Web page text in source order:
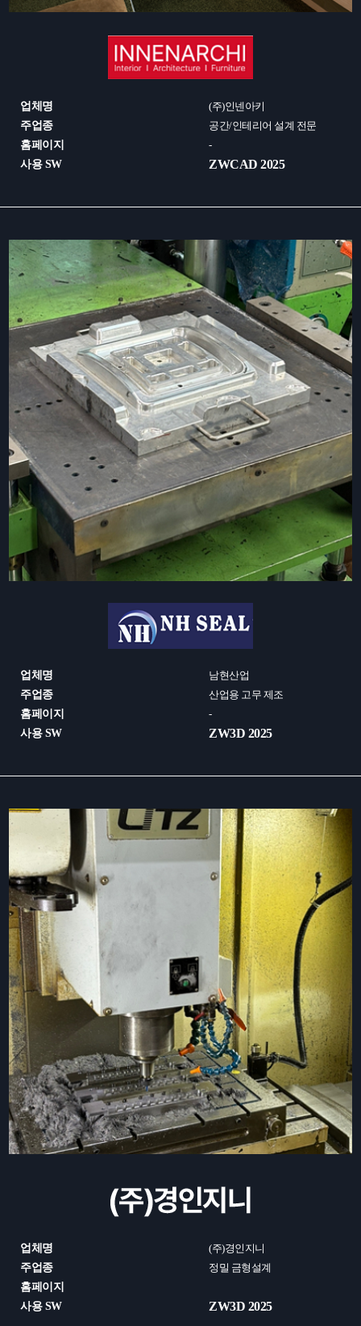
업체명
주업종
홈페이지
사용 SW
(주)인넨아키
공간/인테리어 설계 전문
-
ZWCAD 2025
업체명
주업종
홈페이지
사용 SW
남현산업
산업용 고무 제조
-
ZW3D 2025
업체명
주업종
홈페이지
사용 SW
(주)경인지니
정밀 금형설계
ZW3D 2025